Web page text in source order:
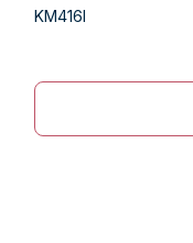
KM416I